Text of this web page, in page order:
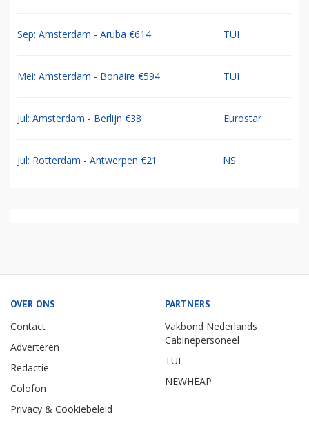
Sep: Amsterdam - Aruba €614 TUI
Mei: Amsterdam - Bonaire €594 TUI
Jul: Amsterdam - Berlijn €38 Eurostar
Jul: Rotterdam - Antwerpen €21 NS
OVER ONS
Contact
Adverteren
Redactie
Colofon
Privacy & Cookiebeleid
PARTNERS
Vakbond Nederlands
Cabinepersoneel
TUI
NEWHEAP